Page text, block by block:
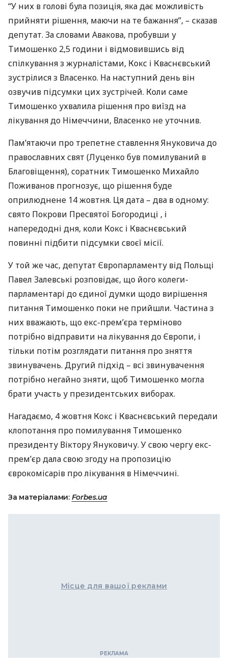
“У них в голові була позиція, яка дає можливість
прийняти рішення, маючи на те бажання”, – сказав
депутат. За словами Авакова, пробувши у
Тимошенко 2,5 години і відмовившись від
спілкування з журналістами, Кокс і Кваснєвський
зустрілися з Власенко. На наступний день він
озвучив підсумки цих зустрічей. Коли саме
Тимошенко ухвалила рішення про виїзд на
лікування до Німеччини, Власенко не уточнив.
Пам’ятаючи про трепетне ставлення Януковича до
православних свят (Луценко був помилуваний в
Благовіщення), соратник Тимошенко Михайло
Поживанов прогнозує, що рішення буде
оприлюднене 14 жовтня. Ця дата – два в одному:
свято Покрови Пресвятої Богородиці , і
напередодні дня, коли Кокс і Кваснєвський
повинні підбити підсумки своєї місії.
У той же час, депутат Європарламенту від Польщі
Павел Залевські розповідає, що його колеги-
парламентарі до єдиної думки щодо вирішення
питання Тимошенко поки не прийшли. Частина з
них вважають, що екс-прем’єра терміново
потрібно відправити на лікування до Європи, і
тільки потім розглядати питання про зняття
звинувачень. Другий підхід – всі звинувачення
потрібно негайно зняти, щоб Тимошенко могла
брати участь у президентських виборах.
Нагадаємо, 4 жовтня Кокс і Кваснєвський передали
клопотання про помилування Тимошенко
президенту Віктору Януковичу. У свою чергу екс-
прем’єр дала свою згоду на пропозицію
єврокомісарів про лікування в Німеччині.
За матеріалами: Forbes.ua
Місце для вашої реклами